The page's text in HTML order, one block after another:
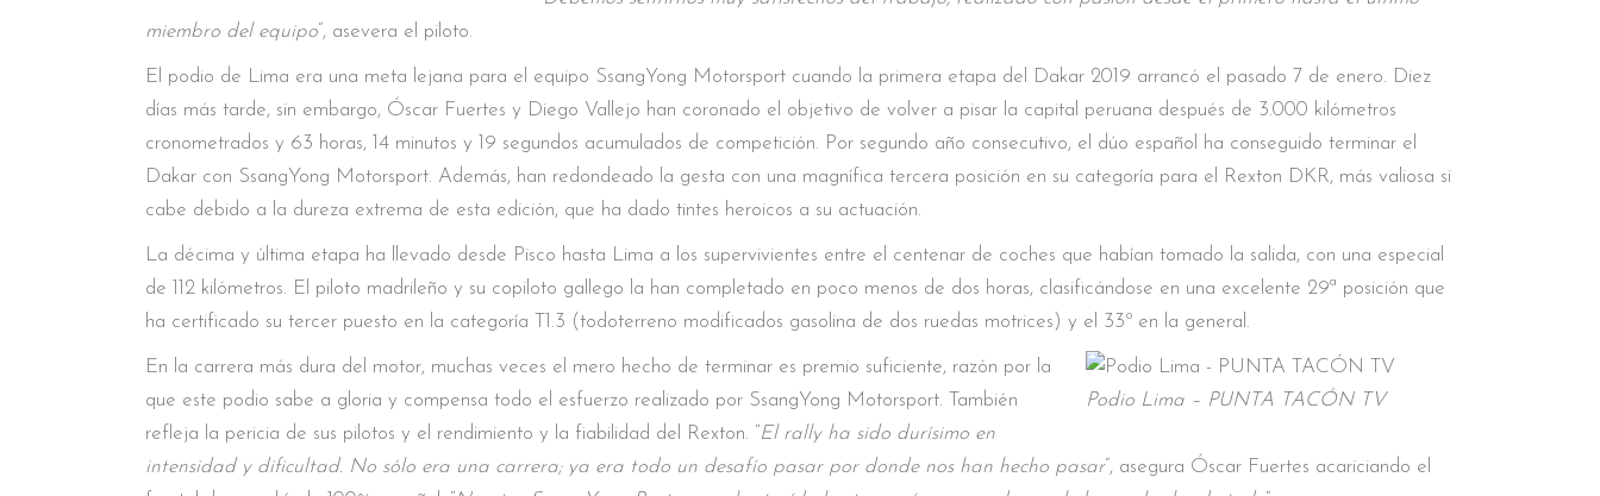
miembro del equipo”, asevera el piloto.
El podio de Lima era una meta lejana para el equipo SsangYong Motorsport cuando la primera etapa del Dakar 2019 arrancó el pasado 7 de enero. Diez
días más tarde, sin embargo, Óscar Fuertes y Diego Vallejo han coronado el objetivo de volver a pisar la capital peruana después de 3.000 kilómetros
cronometrados y 63 horas, 14 minutos y 19 segundos acumulados de competición. Por segundo año consecutivo, el dúo español ha conseguido terminar el
Dakar con SsangYong Motorsport. Además, han redondeado la gesta con una magnífica tercera posición en su categoría para el Rexton DKR, más valiosa si
cabe debido a la dureza extrema de esta edición, que ha dado tintes heroicos a su actuación.
La décima y última etapa ha llevado desde Pisco hasta Lima a los supervivientes entre el centenar de coches que habían tomado la salida, con una especial
de 112 kilómetros. El piloto madrileño y su copiloto gallego la han completado en poco menos de dos horas, clasificándose en una excelente 29ª posición que
ha certificado su tercer puesto en la categoría T1.3 (todoterreno modificados gasolina de dos ruedas motrices) y el 33º en la general.
Podio Lima – PUNTA TACÓN TV
En la carrera más dura del motor, muchas veces el mero hecho de terminar es premio suficiente, razón por la
que este podio sabe a gloria y compensa todo el esfuerzo realizado por SsangYong Motorsport. También
refleja la pericia de sus pilotos y el rendimiento y la fiabilidad del Rexton. “El rally ha sido durísimo en
intensidad y dificultad. No sólo era una carrera; ya era todo un desafío pasar por donde nos han hecho pasar”, asegura Óscar Fuertes acariciando el